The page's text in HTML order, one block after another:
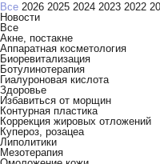
Все 2026 2025 2024 2023 2022
Новости
Все
Акне, постакне
Аппаратная косметология
Биоревитализация
Ботулинотерапия
Гиалуроновая кислота
Здоровье
Избавиться от морщин
Контурная пластика
Коррекция жировых отложений
Купероз, розацеа
Липолитики
Мезотерапия